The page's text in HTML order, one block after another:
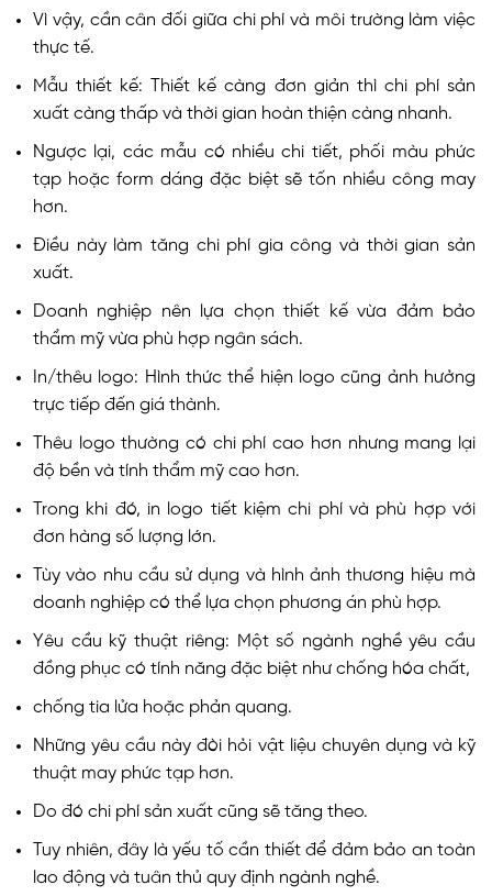
Vì vậy, cần cân đối giữa chi phí và môi trường làm việc
thực tế.
Mẫu thiết kế: Thiết kế càng đơn giản thì chi phí sản
xuất càng thấp và thời gian hoàn thiện càng nhanh.
Ngược lại, các mẫu có nhiều chi tiết, phối màu phức
tạp hoặc form dáng đặc biệt sẽ tốn nhiều công may
hơn.
Điều này làm tăng chi phí gia công và thời gian sản
xuất.
Doanh nghiệp nên lựa chọn thiết kế vừa đảm bảo
thẩm mỹ vừa phù hợp ngân sách.
In/thêu logo: Hình thức thể hiện logo cũng ảnh hưởng
trực tiếp đến giá thành.
Thêu logo thường có chi phí cao hơn nhưng mang lại
độ bền và tính thẩm mỹ cao hơn.
Trong khi đó, in logo tiết kiệm chi phí và phù hợp với
đơn hàng số lượng lớn.
Tùy vào nhu cầu sử dụng và hình ảnh thương hiệu mà
doanh nghiệp có thể lựa chọn phương án phù hợp.
Yêu cầu kỹ thuật riêng: Một số ngành nghề yêu cầu
đồng phục có tính năng đặc biệt như chống hóa chất,
chống tia lửa hoặc phản quang.
Những yêu cầu này đòi hỏi vật liệu chuyên dụng và kỹ
thuật may phức tạp hơn.
Do đó chi phí sản xuất cũng sẽ tăng theo.
Tuy nhiên, đây là yếu tố cần thiết để đảm bảo an toàn
lao động và tuân thủ quy định ngành nghề.